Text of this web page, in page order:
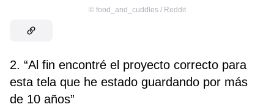
© food_and_cuddles / Reddit
2. “Al fin encontré el proyecto correcto para
esta tela que he estado guardando por más
de 10 años”